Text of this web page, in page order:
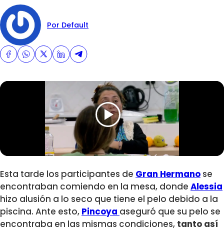
Por Default
Esta tarde los participantes de Gran Hermano se
encontraban comiendo en la mesa, donde Alessia
hizo alusión a lo seco que tiene el pelo debido a la
piscina. Ante esto, Pincoya aseguró que su pelo se
encontraba en las mismas condiciones, tanto así